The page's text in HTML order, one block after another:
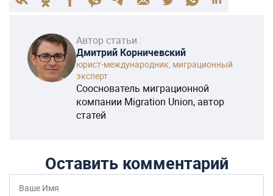
Автор статьи :
Дмитрий Корничевский
юрист-международник, миграционный
эксперт
Сооснователь миграционной
компании Migration Union, автор
статей
Оставить комментарий